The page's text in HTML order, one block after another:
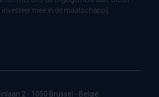
mee in de maatschappij.
2 - 1050 Brussel - België